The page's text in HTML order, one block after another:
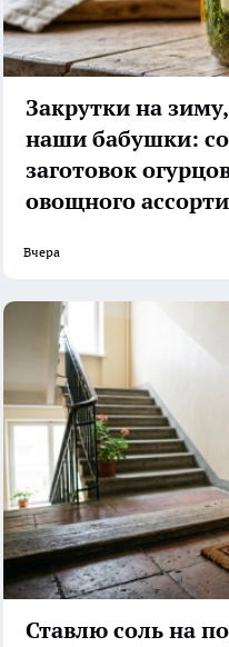
Закрутки на
наши бабушки:
заготовок
овощного ассорти
Вчера
Ставлю соль на